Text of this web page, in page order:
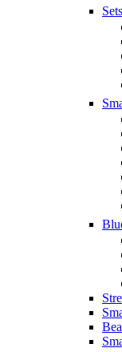
Sets